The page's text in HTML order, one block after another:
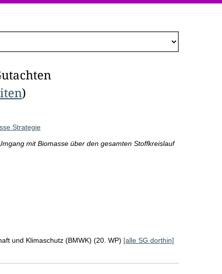
)
Strategie
mit Biomasse über den gesamten Stoffkreislauf
und Klimaschutz (BMWK) (20. WP) [alle SG dorthin]